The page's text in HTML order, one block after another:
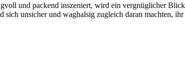
und packend inszeniert, wird ein vergnüglicher
unsicher und waghalsig zugleich daran machten,